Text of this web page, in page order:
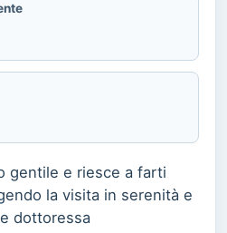
gentile e riesce a farti
la visita in serenità e
dottoressa